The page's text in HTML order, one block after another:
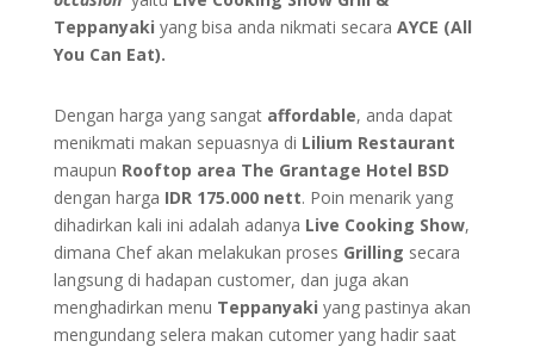
Teppanyaki yang bisa anda nikmati secara AYCE (All
You Can Eat).
Dengan harga yang sangat affordable, anda dapat
menikmati makan sepuasnya di Lilium Restaurant
maupun Rooftop area The Grantage Hotel BSD
dengan harga IDR 175.000 nett. Poin menarik yang
dihadirkan kali ini adalah adanya Live Cooking Show,
dimana Chef akan melakukan proses Grilling secara
langsung di hadapan customer, dan juga akan
menghadirkan menu Teppanyaki yang pastinya akan
mengundang selera makan cutomer yang hadir saat